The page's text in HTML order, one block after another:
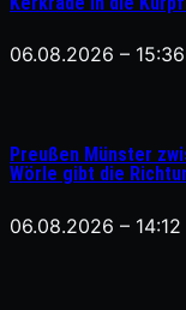
06.08.2026 – 15:36
Preußen Münster
Wörle gibt die
06.08.2026 – 14:12